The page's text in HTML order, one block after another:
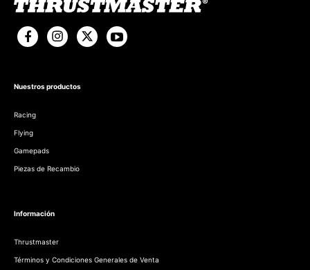
Nuestros productos
Racing
Flying
Gamepads
Piezas de Recambio
Información
Thrustmaster
Términos y Condiciones Generales de Venta